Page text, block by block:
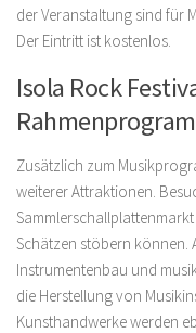
der Veranstaltung sind für
Der Eintritt ist kostenlos.
Isola Rock
Zusätzlich zum
weiterer Attraktionen.
Schätzen stöbern können.
Instrumentenbau und
die Herstellung von
Kunsthandwerke werden